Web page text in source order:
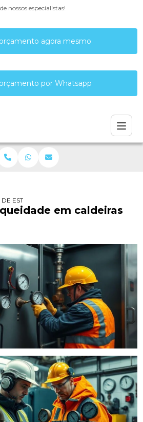
nossos especialistas!
agora mesmo
por Whatsapp
DE ESTANQUEIDADE EM CALDEIRAS
em caldeiras